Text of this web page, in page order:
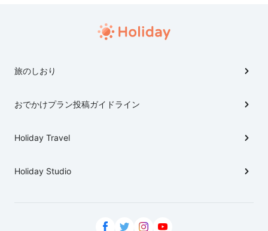
旅のしおり
おでかけプラン投稿ガイドライン
Holiday Travel
Holiday Studio